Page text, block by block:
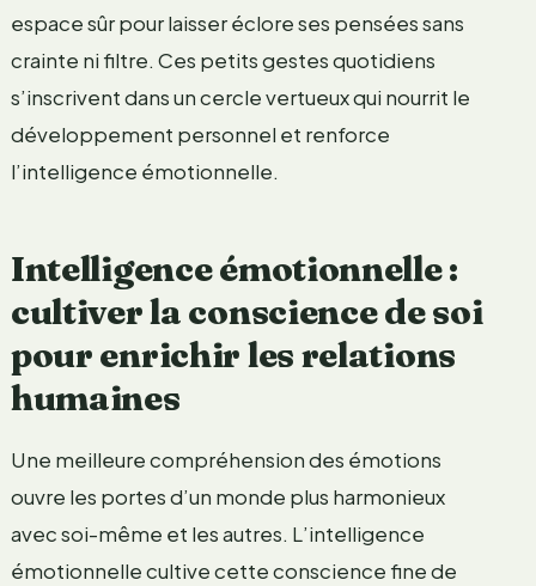
espace sûr pour laisser éclore ses pensées sans
crainte ni filtre. Ces petits gestes quotidiens
s’inscrivent dans un cercle vertueux qui nourrit le
développement personnel et renforce
l’intelligence émotionnelle.
Intelligence émotionnelle :
cultiver la conscience de soi
pour enrichir les relations
humaines
Une meilleure compréhension des émotions
ouvre les portes d’un monde plus harmonieux
avec soi-même et les autres. L’intelligence
émotionnelle cultive cette conscience fine de